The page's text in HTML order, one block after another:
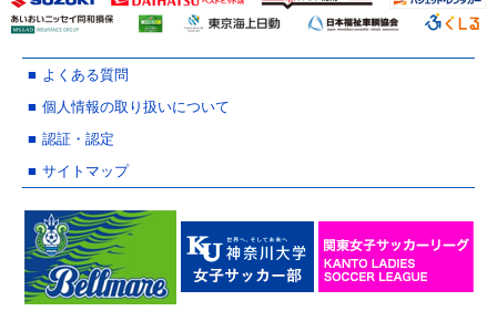
よくある質問
個人情報の取り扱いについて
認証・認定
サイトマップ